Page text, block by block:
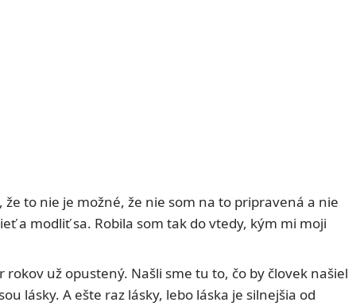
to nie je možné, že nie som na to pripravená a nie
a modliť sa. Robila som tak do vtedy, kým mi moji
už opustený. Našli sme tu to, čo by človek našiel
lásky. A ešte raz lásky, lebo láska je silnejšia od